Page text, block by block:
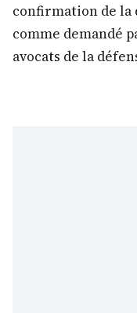
confirmation de la
comme demandé
avocats de la